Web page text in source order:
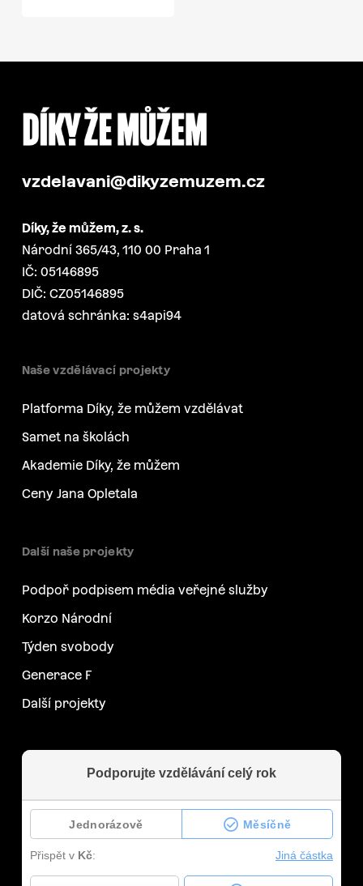
vzdelavani@dikyzemuzem.cz
Díky, že můžem, z. s.
Národní 365/43, 110 00 Praha 1
IČ: 05146895
DIČ: CZ05146895
datová schránka: s4api94
Naše vzdělávací projekty
Platforma Díky, že můžem vzdělávat
Samet na školách
Akademie Díky, že můžem
Ceny Jana Opletala
Další naše projekty
Podpoř podpisem média veřejné služby
Korzo Národní
Týden svobody
Generace F
Další projekty